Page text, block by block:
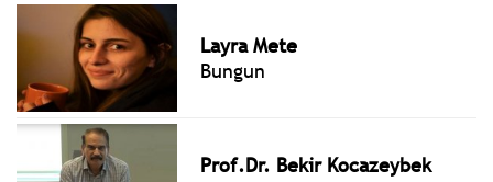
Layra Mete
Bungun
Prof.Dr. Bekir Kocazeybek